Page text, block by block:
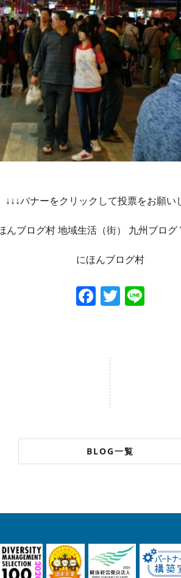
↓↓↓バナーをクリックして投票をお願い
にほんブログ村
Facebook
Twitter
BLOG一覧